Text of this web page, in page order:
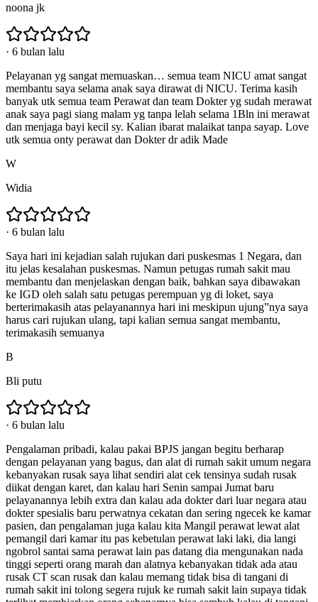
noona jk
· 6 bulan lalu
Pelayanan yg sangat memuaskan… semua team NICU amat sangat
membantu saya selama anak saya dirawat di NICU. Terima kasih
banyak utk semua team Perawat dan team Dokter yg sudah merawat
anak saya pagi siang malam yg tanpa lelah selama 1Bln ini merawat
dan menjaga bayi kecil sy. Kalian ibarat malaikat tanpa sayap. Love
utk semua onty perawat dan Dokter dr adik Made
W
Widia
· 6 bulan lalu
Saya hari ini kejadian salah rujukan dari puskesmas 1 Negara, dan
itu jelas kesalahan puskesmas. Namun petugas rumah sakit mau
membantu dan menjelaskan dengan baik, bahkan saya dibawakan
ke IGD oleh salah satu petugas perempuan yg di loket, saya
berterimakasih atas pelayanannya hari ini meskipun ujung”nya saya
harus cari rujukan ulang, tapi kalian semua sangat membantu,
terimakasih semuanya
B
Bli putu
· 6 bulan lalu
Pengalaman pribadi, kalau pakai BPJS jangan begitu berharap
dengan pelayanan yang bagus, dan alat di rumah sakit umum negara
kebanyakan rusak saya lihat sendiri alat cek tensinya sudah rusak
diikat dengan karet, dan kalau hari Senin sampai Jumat baru
pelayanannya lebih extra dan kalau ada dokter dari luar negara atau
dokter spesialis baru perwatnya cekatan dan sering ngecek ke kamar
pasien, dan pengalaman juga kalau kita Mangil perawat lewat alat
pemangil dari kamar itu pas kebetulan perawat laki laki, dia langi
ngobrol santai sama perawat lain pas datang dia mengunakan nada
tinggi seperti orang marah dan alatnya kebanyakan tidak ada atau
rusak CT scan rusak dan kalau memang tidak bisa di tangani di
rumah sakit ini tolong segera rujuk ke rumah sakit lain supaya tidak